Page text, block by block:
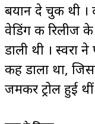
बयान दे चुकी थी
वेडिंग की रिलीज
डाली थी । स्वरा
कह डाला था,
जमकर ट्रोल हुई थीं